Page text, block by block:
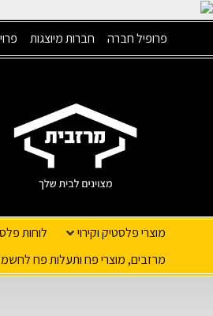
פרופיל חברה חברות מיוצגות
מוצרי פלסטיק וקירוי לוחות
מרזבים, מוצרי פח ותעלות פח